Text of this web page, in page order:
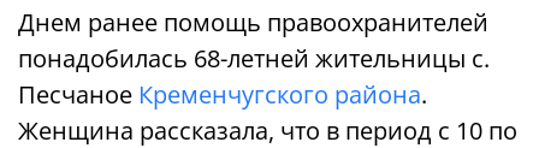
Днем ранее помощь правоохранителей
понадобилась 68-летней жительницы с.
Песчаное Кременчугского района.
Женщина рассказала, что в период с 10 по